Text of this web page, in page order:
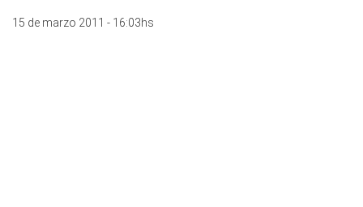
15 de marzo 2011 - 16:03hs